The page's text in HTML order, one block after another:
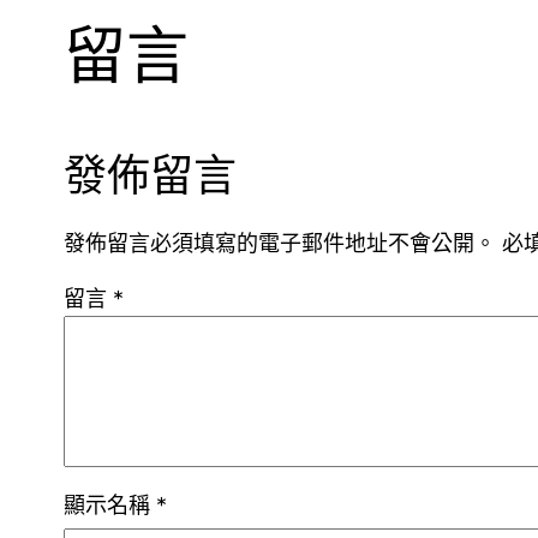
留言
發佈留言
發佈留言必須填寫的電子郵件地址不會公開。 必
留言 *
顯示名稱 *